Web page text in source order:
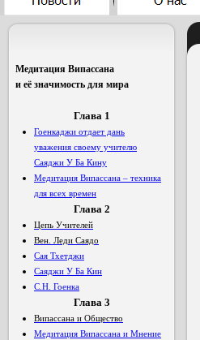
Медитация Випассана
и её значимость для мира
Глава 1
Гоенкаджи отдает дань
уважения своему учителю
Саяджи У Ба Кину
Медитация Випассана – техника
для всех времен
Глава 2
Цепь Учителей
Вен. Леди Саядо
Сая Тхетджи
Саяджи У Ба Кин
С.Н. Гоенка
Глава 3
Випассана и Общество
Медитация Випассана и Мнение